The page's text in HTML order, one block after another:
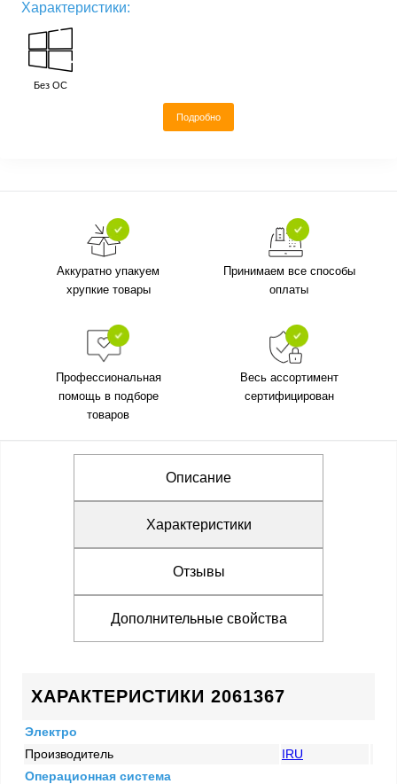
Характеристики:
Без ОС
Подробно
Аккуратно упакуем
хрупкие товары
Принимаем все способы
оплаты
Профессиональная
помощь в подборе
товаров
Весь ассортимент
сертифицирован
Описание
Характеристики
Отзывы
Дополнительные свойства
ХАРАКТЕРИСТИКИ 2061367
Электро
Производитель
IRU
Операционная система